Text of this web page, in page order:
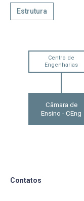
Estrutura
Centro de
Engenharias
Câmara de
Ensino - CEng
Contatos